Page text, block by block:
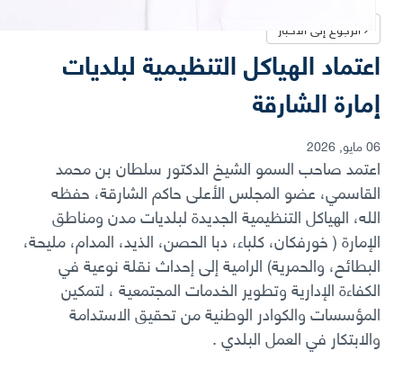
الرجوع إلى الأخبار
اعتماد الهياكل التنظيمية لبلديات
إمارة الشارقة
06 مايو, 2026
اعتمد صاحب السمو الشيخ الدكتور سلطان بن محمد
القاسمي، عضو المجلس الأعلى حاكم الشارقة، حفظه
الله، الهياكل التنظيمية الجديدة لبلديات مدن ومناطق
الإمارة ( خورفكان، كلباء، دبا الحصن، الذيد، المدام، مليحة،
البطائح، والحمرية) الرامية إلى إحداث نقلة نوعية في
الكفاءة الإدارية وتطوير الخدمات المجتمعية ، لتمكين
المؤسسات والكوادر الوطنية من تحقيق الاستدامة
والابتكار في العمل البلدي .